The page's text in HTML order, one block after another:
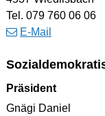
Tel. 079 760 06 06
E-Mail
Präsident
Gnägi Daniel